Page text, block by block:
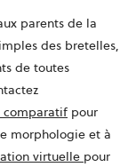
parents de la
des bretelles,
de toutes
comparatif pour
morphologie et à
virtuelle ouvre
pour